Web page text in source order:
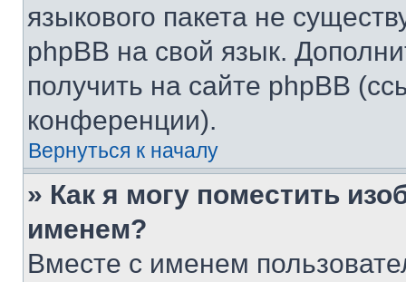
языкового пакета не
phpBB на свой язык.
получить на сайте phpBB
конференции).
Вернуться к началу
» Как я могу поместить
именем?
Вместе с именем